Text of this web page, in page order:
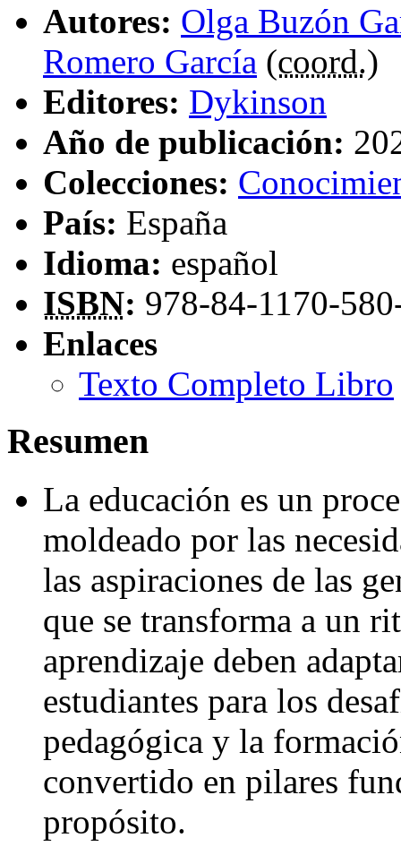
Autores: Olga Buzón
Romero García (coord.)
Editores: Dykinson
Año de publicación:
Colecciones:
País: España
Idioma: español
ISBN: 978-84-1170-
Enlaces
Texto Completo Libro
Resumen
La educación es un
moldeado por las
las aspiraciones de las
que se transforma a un
aprendizaje deben
estudiantes para los
pedagógica y la
convertido en pilares
propósito.